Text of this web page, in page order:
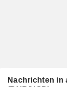
Nachrichten in